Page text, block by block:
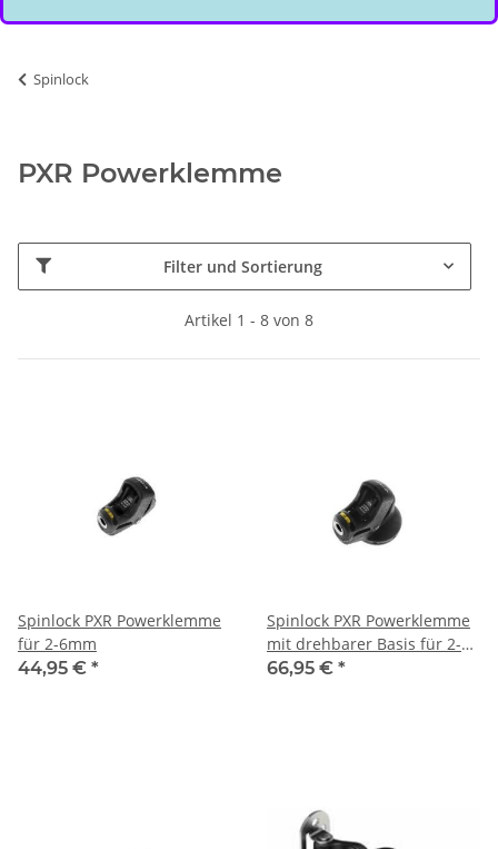
Spinlock
PXR Powerklemme
Filter und Sortierung
Artikel 1 - 8 von 8
Spinlock PXR Powerklemme
für 2-6mm
44,95 € *
Spinlock PXR Powerklemme
mit drehbarer Basis für 2-
6mm
66,95 € *